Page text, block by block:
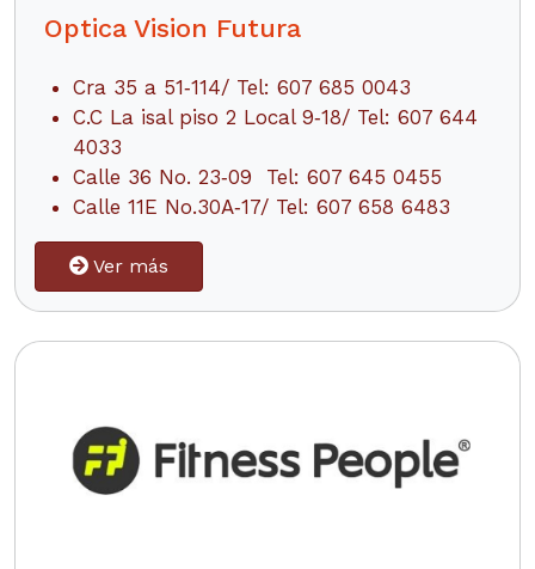
Optica Vision Futura
Cra 35 a 51‑114/ Tel: 607 685 0043
C.C La isal piso 2 Local 9‑18/ Tel: 607 644
4033
Calle 36 No. 23‑09 Tel: 607 645 0455
Calle 11E No.30A‑17/ Tel: 607 658 6483
Ver más